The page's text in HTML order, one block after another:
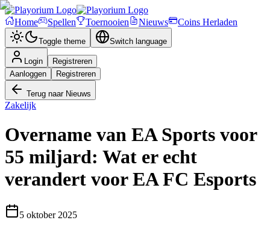
Home Spellen Toernooien Nieuws Coins Herladen
Toggle theme Switch language
Login
Registreren
Aanloggen
Registreren
Terug naar Nieuws
Zakelijk
Overname van EA Sports voor
55 miljard: Wat er echt
verandert voor EA FC Esports
5 oktober 2025